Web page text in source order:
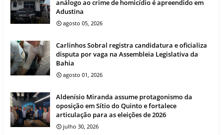
análogo ao crime de homicídio é apreendido em
Adustina
agosto 05, 2026
Carlinhos Sobral registra candidatura e oficializa
disputa por vaga na Assembleia Legislativa da
Bahia
agosto 01, 2026
Aldenísio Miranda assume protagonismo da
oposição em Sítio do Quinto e fortalece
articulação para as eleições de 2026
julho 30, 2026